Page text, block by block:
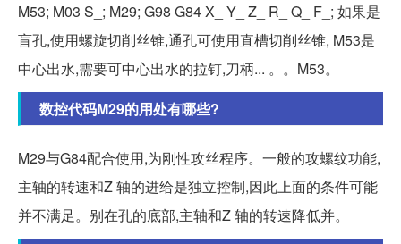
M53; M03 S_; M29; G98 G84 X_ Y_ Z_ R_ Q_ F_; 如果是
盲孔,使用螺旋切削丝锥,通孔可使用直槽切削丝锥, M53是
中心出水,需要可中心出水的拉钉,刀柄... 。。M53。
数控代码M29的用处有哪些?
M29与G84配合使用,为刚性攻丝程序。一般的攻螺纹功能,
主轴的转速和Z 轴的进给是独立控制,因此上面的条件可能
并不满足。别在孔的底部,主轴和Z 轴的转速降低并。